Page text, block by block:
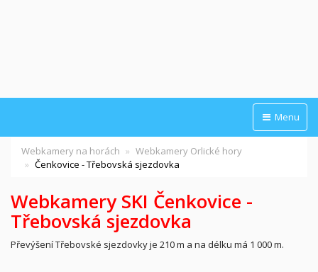
Menu
Webkamery na horách
Webkamery Orlické hory
Čenkovice - Třebovská sjezdovka
Webkamery SKI Čenkovice -
Třebovská sjezdovka
Převýšení Třebovské sjezdovky je 210 m a na délku má 1 000 m.